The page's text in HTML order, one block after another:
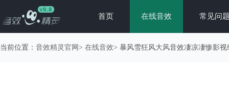
首页 在线音效 常见问
当前位置： 音效精灵官网 > 在线音效> 暴风雪狂风大风音效凄凉凄惨影视